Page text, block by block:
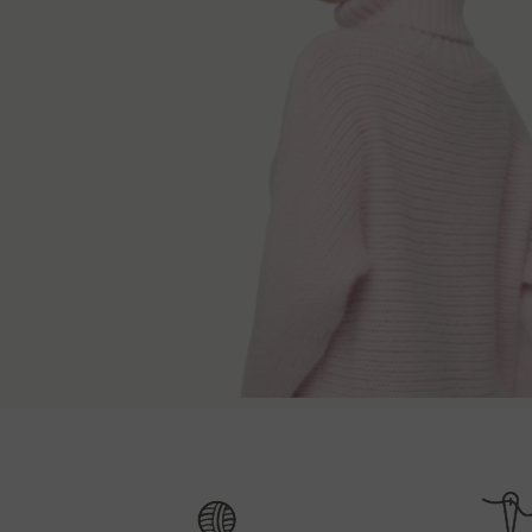
Po přijetí objednávky Vás kontaktujeme a
72